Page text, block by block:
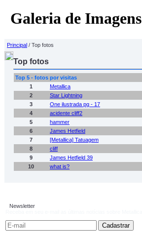
Galeria de Imagens
Principal / Top fotos
Top fotos
Top 5 - fotos por visitas
1
Metallica
2
Star Lightning
3
One ilustrada pg - 17
4
acidente cliff2
5
hammer
6
James Hetfield
7
[Metallica] Tatuagem
8
cliff
9
James Hetfield 39
10
what is?
Newsletter